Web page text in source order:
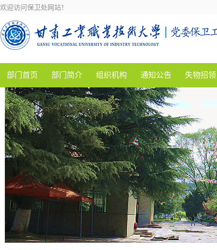
欢迎访问保卫处网站！
部门首页 部门简介 组织机构 通知公告 失物招领